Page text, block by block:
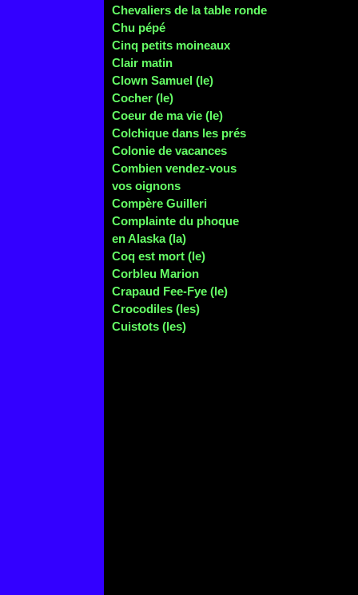
Chevaliers de la table ronde
Chu pépé
Cinq petits moineaux
Clair matin
Clown Samuel (le)
Cocher (le)
Coeur de ma vie (le)
Colchique dans les prés
Colonie de vacances
Combien vendez-vous
vos oignons
Compère Guilleri
Complainte du phoque
en Alaska (la)
Coq est mort (le)
Corbleu Marion
Crapaud Fee-Fye (le)
Crocodiles (les)
Cuistots (les)